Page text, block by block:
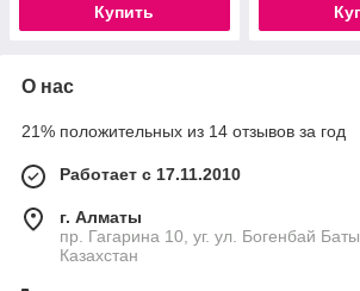
Купить
О нас
21% положительных из 14 отзывов за год
Работает с 17.11.2010
г. Алматы
пр. Гагарина 10, уг. ул. Богенбай
Казахстан